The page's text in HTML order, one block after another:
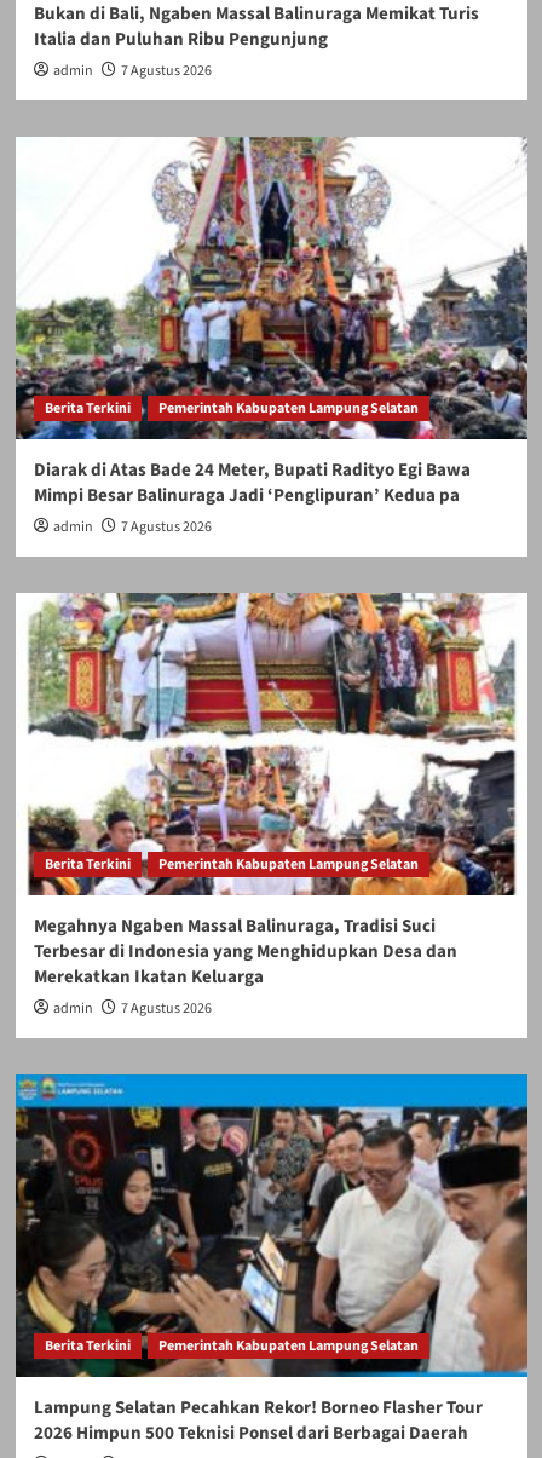
Bukan di Bali, Ngaben Massal Balinuraga Memikat Turis
Italia dan Puluhan Ribu Pengunjung
admin 7 Agustus 2026
Berita Terkini Pemerintah Kabupaten Lampung Selatan
Diarak di Atas Bade 24 Meter, Bupati Radityo Egi Bawa
Mimpi Besar Balinuraga Jadi ‘Penglipuran’ Kedua pa
admin 7 Agustus 2026
Berita Terkini Pemerintah Kabupaten Lampung Selatan
Megahnya Ngaben Massal Balinuraga, Tradisi Suci
Terbesar di Indonesia yang Menghidupkan Desa dan
Merekatkan Ikatan Keluarga
admin 7 Agustus 2026
Berita Terkini Pemerintah Kabupaten Lampung Selatan
Lampung Selatan Pecahkan Rekor! Borneo Flasher Tour
2026 Himpun 500 Teknisi Ponsel dari Berbagai Daerah